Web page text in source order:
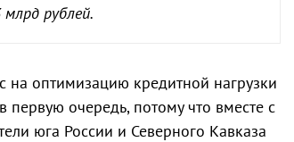
рублей.
на оптимизацию кредитной нагрузки
первую очередь, потому что вместе с
юга России и Северного Кавказа